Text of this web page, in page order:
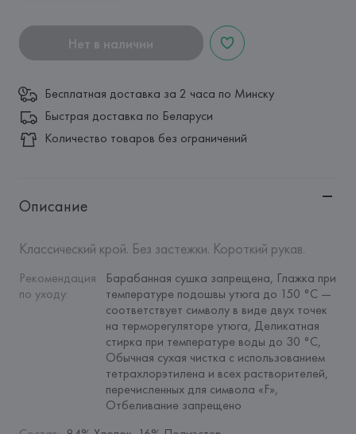
Нет в наличии
Бесплатная доставка за 2 часа по Минску
Быстрая доставка по Беларуси
Количество товаров без ограничений
Описание
Классический крой. Без застежки. Короткий рукав.
Рекомендация
по уходу:
Барабанная сушка запрещена, Глажка при
температуре подошвы утюга до 150 °C —
соответствует символу в виде двух точек
на терморегуляторе утюга, Деликатная
стирка при температуре воды до 30 °C,
Обычная сухая чистка с использованием
тетрахлорэтилена и всех растворителей,
перечисленных для символа «F»,
Отбеливание запрещено